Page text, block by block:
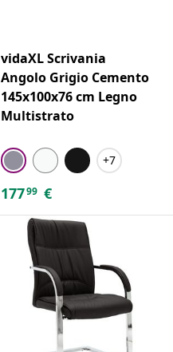
vidaXL Scrivania
Angolo Grigio Cemento
145x100x76 cm Legno
Multistrato
+7
17799 €